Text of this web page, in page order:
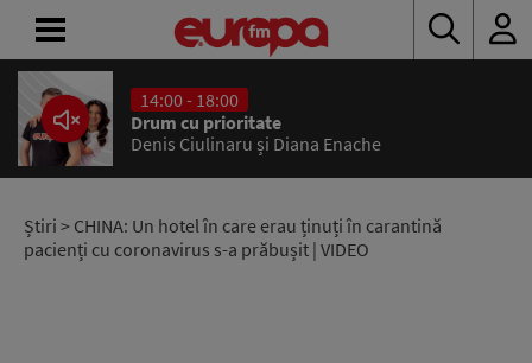
14:00 - 18:00
Drum cu prioritate
Denis Ciulinaru și Diana Enache
Știri > CHINA: Un hotel în care erau ținuți în carantină
pacienți cu coronavirus s-a prăbușit | VIDEO
ACASĂ
ȘTIRI
RADIO